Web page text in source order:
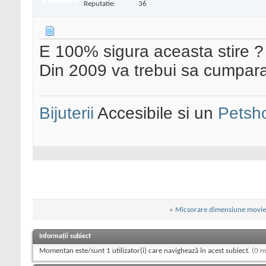
Reputatie: 36
E 100% sigura aceasta stire ?
Din 2009 va trebui sa
Bijuterii Accesibile si un
« Micsorare dimensiune movie
Informații subiect
Momentan este/sunt 1 utilizator(i) care navighează în acest subiect. (0